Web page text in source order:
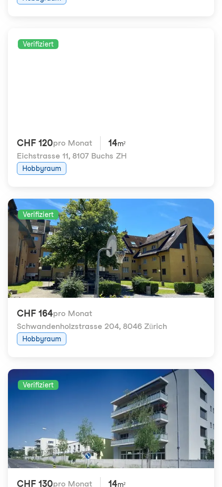
Verifiziert
CHF 120pro Monat 14m²
Eichstrasse 11, 8107 Buchs ZH
Hobbyraum
Verifiziert
CHF 164pro Monat
Schwandenholzstrasse 204, 8046 Zürich
Hobbyraum
Verifiziert
CHF 130pro Monat 14m²